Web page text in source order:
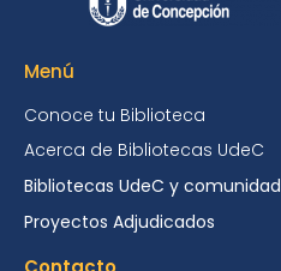
Menú
Conoce tu Biblioteca
Acerca de Bibliotecas UdeC
Bibliotecas UdeC y comunidad
Proyectos Adjudicados